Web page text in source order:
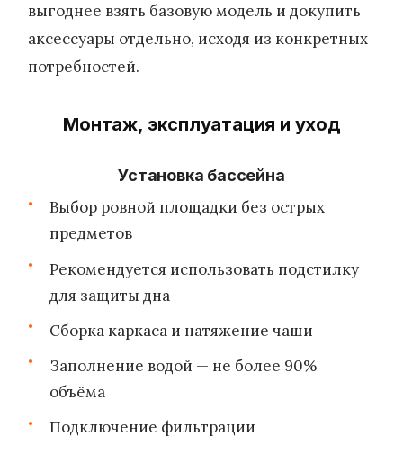
выгоднее взять базовую модель и докупить
аксессуары отдельно, исходя из конкретных
потребностей.
Монтаж, эксплуатация и уход
Установка бассейна
Выбор ровной площадки без острых
предметов
Рекомендуется использовать подстилку
для защиты дна
Сборка каркаса и натяжение чаши
Заполнение водой — не более 90%
объёма
Подключение фильтрации